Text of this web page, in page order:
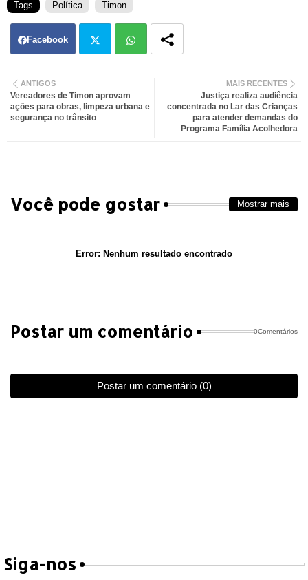
Tags Política Timon
Facebook
ter atsa
MAIS RECENTES
Justiça realiza audiência
concentrada no Lar das Crianças
para atender demandas do
Programa Família Acolhedora
ANTIGOS
Vereadores de Timon aprovam
ações para obras, limpeza urbana e
segurança no trânsito
Você pode gostar Mostrar mais
Error: Nenhum resultado encontrado
Postar um comentário 0Comentários
Postar um comentário (0)
Siga-nos